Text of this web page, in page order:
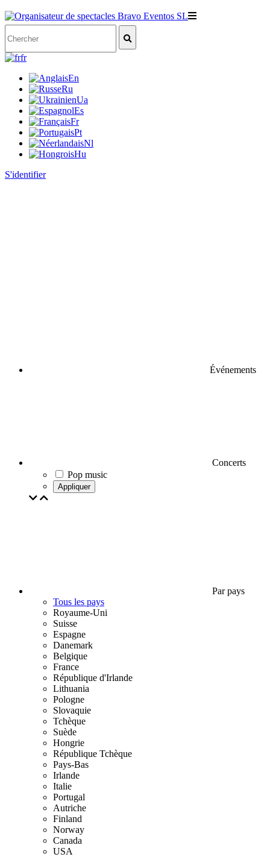
fr
En
Ru
Ua
Es
Fr
Pt
Nl
Hu
S'identifier
Événements
Concerts
Pop music
Appliquer
Par pays
Tous les pays
Royaume-Uni
Suisse
Espagne
Danemark
Belgique
France
République d'Irlande
Lithuania
Pologne
Slovaquie
Tchèque
Suède
Hongrie
République Tchèque
Pays-Bas
Irlande
Italie
Portugal
Autriche
Finland
Norway
Canada
USA